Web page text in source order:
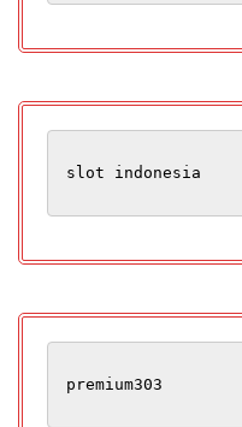
slot indonesia
premium303